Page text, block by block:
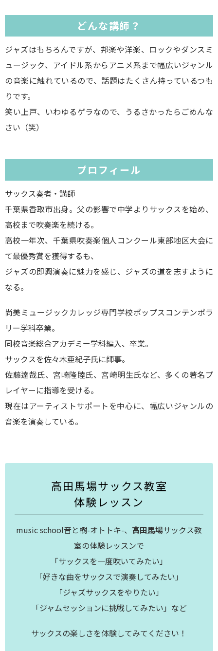
どんな講師？
ジャズはもちろんですが、邦楽や洋楽、ロックやダンスミ
ュージック、アイドル系からアニメ系まで幅広いジャンル
の音楽に触れているので、話題はたくさん持っているつも
りです。
笑い上戸、いわゆるゲラなので、うるさかったらごめんな
さい（笑）
プロフィール
サックス奏者・講師
千葉県香取市出身。父の影響で中学よりサックスを始め、
高校まで吹奏楽を続ける。
高校一年次、千葉県吹奏楽個人コンクール東部地区大会に
て最優秀賞を獲得するも、
ジャズの即興演奏に魅力を感じ、ジャズの道を志すように
なる。
尚美ミュージックカレッジ専門学校ポップスコンテンポラ
リー学科卒業。
同校音楽総合アカデミー学科編入、卒業。
サックスを佐々木亜紀子氏に師事。
佐藤逹哉氏、宮崎隆睦氏、宮崎明生氏など、多くの著名プ
レイヤーに指導を受ける。
現在はアーティストサポートを中心に、幅広いジャンルの
音楽を演奏している。
高田馬場サックス教室
体験レッスン
music school音と樹-オトトキ-、 高田馬場サックス教
室の体験レッスンで
「サックスを一度吹いてみたい」
「好きな曲をサックスで演奏してみたい」
「ジャズサックスをやりたい」
「ジャムセッションに挑戦してみたい」など
サックスの楽しさを体験してみてください！